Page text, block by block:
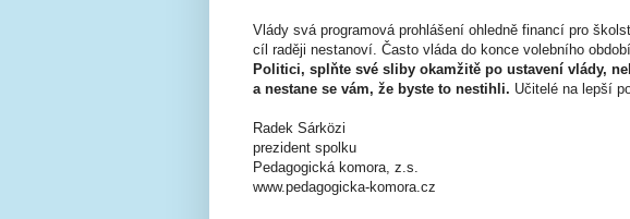
Vlády svá programová prohlášení ohledně financí pro
cíl raději nestanoví. Často vláda do konce volebního
Politici, splňte své sliby okamžitě po ustavení vlády,
a nestane se vám, že byste to nestihli. Učitelé na lepší
Radek Sárközi
prezident spolku
Pedagogická komora, z.s.
www.pedagogicka-komora.cz